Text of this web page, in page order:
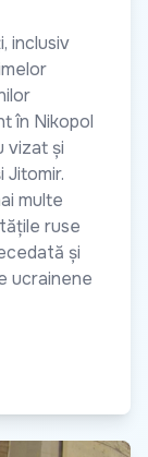
inclusiv
în Nikopol
vizat și
Jitomir.
multe
ruse
și
ucrainene